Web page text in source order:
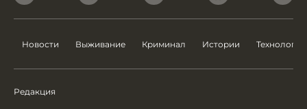
Новости Выживание Криминал Истории Технологии
Редакция